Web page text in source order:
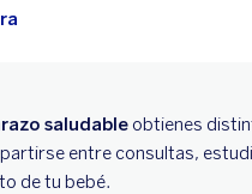
saludable obtienes
entre consultas,
de tu bebé.